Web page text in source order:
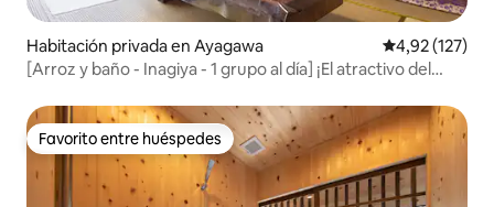
Habitación privada en Ayagawa Calificación
4,92 (127)
[Arroz y baño - Inagiya - 1 grupo al día] ¡El atractivo del
experimentar la vida rural en una granja?
Favorito entre huéspedes
Favorito entre huéspedes